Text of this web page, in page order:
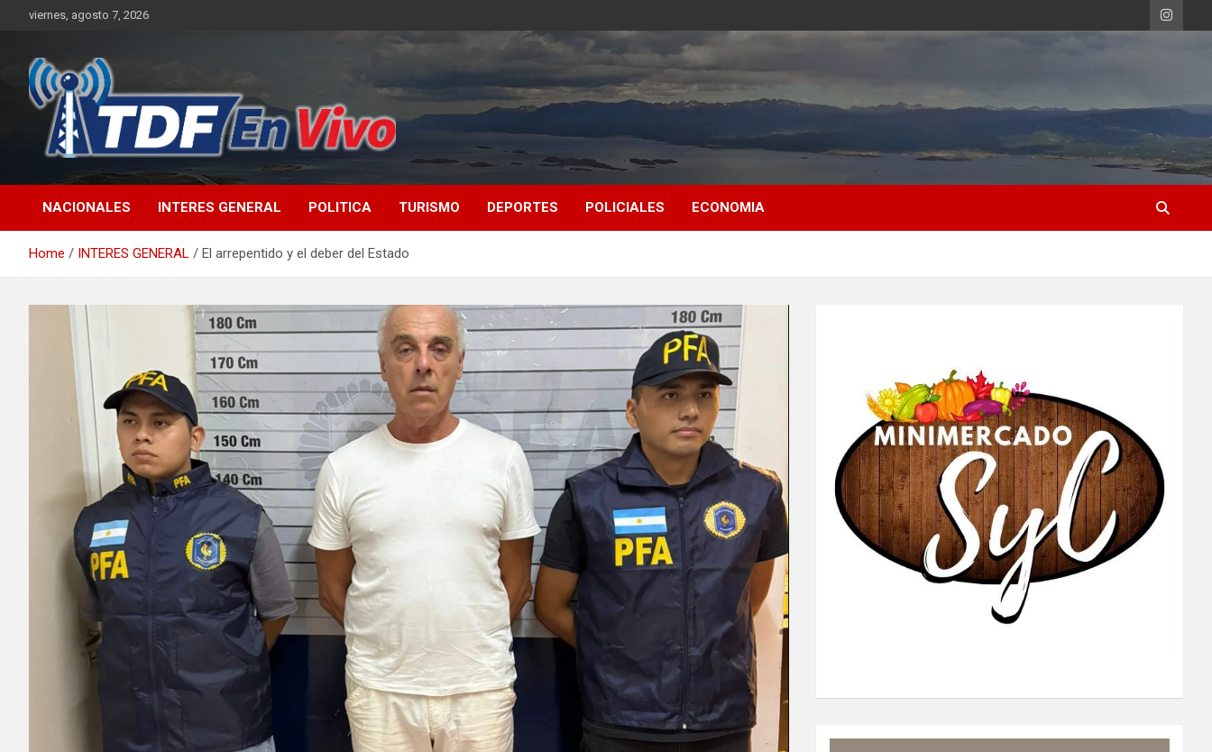
viernes, agosto 7, 2026
NACIONALES INTERES GENERAL POLITICA TURISMO DEPORTES POLICIALES ECONOMIA
Home INTERES GENERAL El arrepentido y el deber del Estado